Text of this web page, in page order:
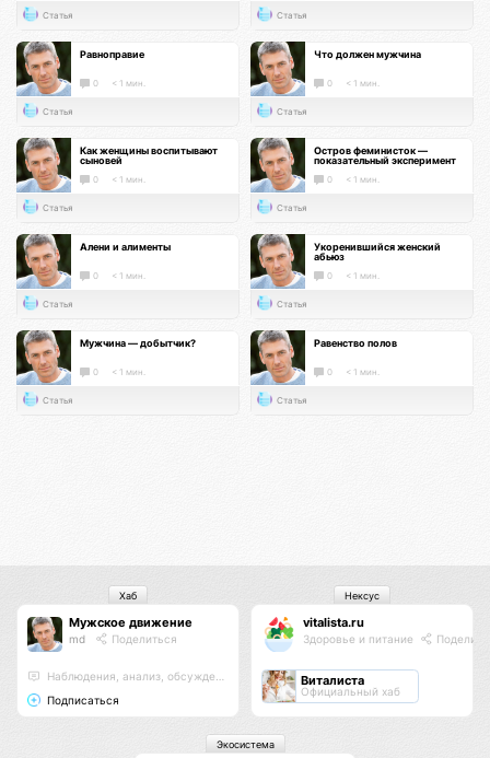
Статья Статья
Равноправие
0 < 1 мин.
Статья
Что должен мужчина
0 < 1 мин.
Статья
Как женщины воспитывают
сыновей
0 < 1 мин.
Статья
Остров феминисток —
показательный эксперимент
0 < 1 мин.
Статья
Алени и алименты
0 < 1 мин.
Статья
Укоренившийся женский
абьюз
0 < 1 мин.
Статья
Мужчина — добытчик?
0 < 1 мин.
Статья
Равенство полов
0 < 1 мин.
Статья
Мужское движение
md Поделиться
Наблюдения, анализ, обсуждения
Подписаться
Хаб
vitalista.ru
Здоровье и питание
Виталиста
Официальный хаб
Нексус
Экосистема